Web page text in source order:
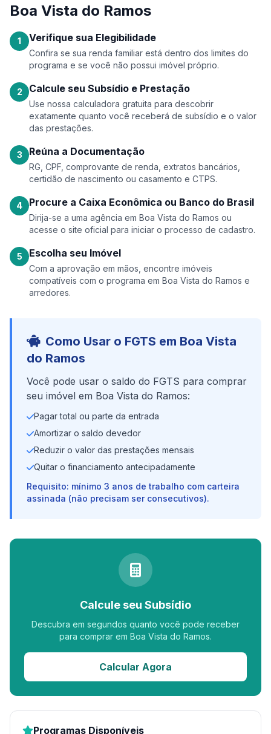
Boa Vista do Ramos
1 Verifique sua Elegibilidade
Confira se sua renda familiar está dentro dos limites do
programa e se você não possui imóvel próprio.
2 Calcule seu Subsídio e Prestação
Use nossa calculadora gratuita para descobrir
exatamente quanto você receberá de subsídio e o valor
das prestações.
3 Reúna a Documentação
RG, CPF, comprovante de renda, extratos bancários,
certidão de nascimento ou casamento e CTPS.
4 Procure a Caixa Econômica ou Banco do Brasil
Dirija-se a uma agência em Boa Vista do Ramos ou
acesse o site oficial para iniciar o processo de cadastro.
5 Escolha seu Imóvel
Com a aprovação em mãos, encontre imóveis
compatíveis com o programa em Boa Vista do Ramos e
arredores.
Como Usar o FGTS em Boa Vista
do Ramos
Você pode usar o saldo do FGTS para comprar
seu imóvel em Boa Vista do Ramos:
Pagar total ou parte da entrada
Amortizar o saldo devedor
Reduzir o valor das prestações mensais
Quitar o financiamento antecipadamente
Requisito: mínimo 3 anos de trabalho com carteira
assinada (não precisam ser consecutivos).
Calcule seu Subsídio
Descubra em segundos quanto você pode receber
para comprar em Boa Vista do Ramos.
Calcular Agora
Programas Disponíveis